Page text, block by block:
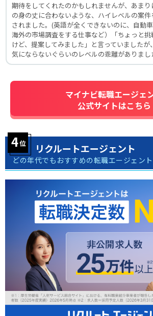
期待をしてくれたのかもしれませんが、あまり
の身の丈に合わないような、ハイレベルの案件
されました。(英語が全くできないのに、自動
海外の市場調査をする仕事など）「ちょっと挑
けど、提案してみました」と言っていましたが
気にならないぐらいのレベルの乖離がありまし
マイナビ転職エージェ
公式サイトはこちら
リクルートエージェント
どの年代でもおすすめの転職エージェント